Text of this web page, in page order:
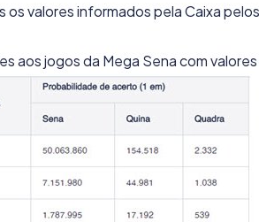
valores informados pela Caixa
aos jogos da Mega Sena com valores